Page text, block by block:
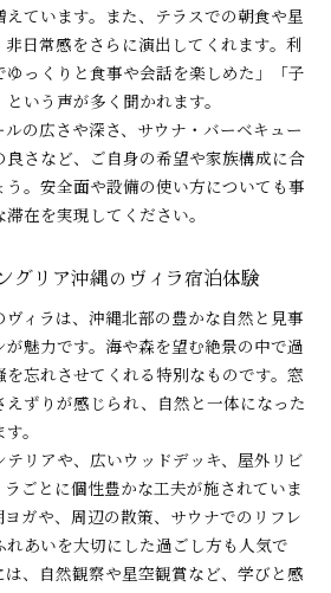
ています。また、テラスでの朝食や星
日常感をさらに演出してくれます。利
っくりと食事や会話を楽しめた」「子
いう声が多く聞かれます。
の広さや深さ、サウナ・バーベキュー
さなど、ご自身の希望や家族構成に合
。安全面や設備の使い方についても事
在を実現してください。
グリア沖縄のヴィラ宿泊体験
ィラは、沖縄北部の豊かな自然と見事
魅力です。海や森を望む絶景の中で過
忘れさせてくれる特別なものです。窓
えずりが感じられ、自然と一体になった
。
リアや、広いウッドデッキ、屋外リビ
ごとに個性豊かな工夫が施されていま
ガや、周辺の散策、サウナでのリフレ
れあいを大切にした過ごし方も人気で
、自然観察や星空観賞など、学びと感